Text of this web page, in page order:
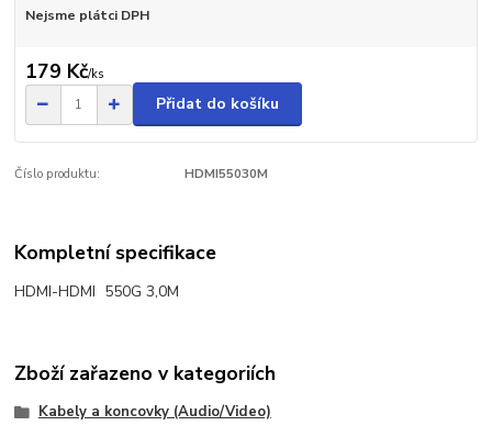
Nejsme plátci DPH
179 Kč/ks
Přidat do košíku
Číslo produktu: HDMI55030M
Kompletní specifikace
HDMI-HDMI 550G 3,0M
Zboží zařazeno v kategoriích
Kabely a koncovky (Audio/Video)